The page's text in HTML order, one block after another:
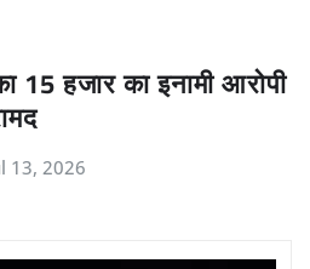
15 हजार का इनामी आरोपी
13, 2026